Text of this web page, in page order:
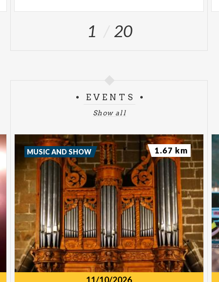
1 20
EVENTS
Show all
11/10/2026
MUSIC AND SHOW 1.67 km